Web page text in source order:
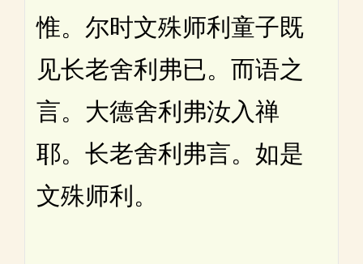
惟。尔时文殊师利童子既
见长老舍利弗已。而语之
言。大德舍利弗汝入禅
耶。长老舍利弗言。如是
文殊师利。